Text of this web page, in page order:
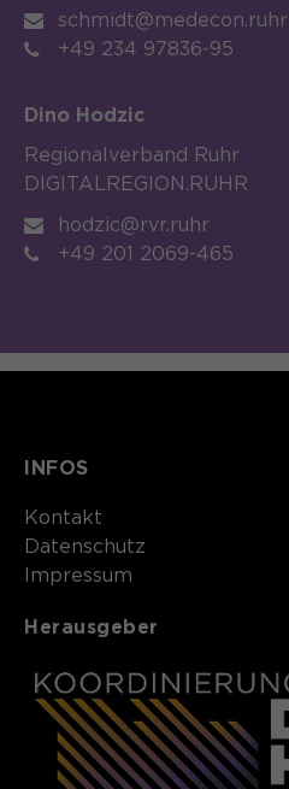
schmidt@medecon.ruhr
+49 234 97836-95
Dino Hodzic
Regionalverband Ruhr
DIGITALREGION.RUHR
hodzic@rvr.ruhr
+49 201 2069-465
INFOS
Kontakt​​​​​
Datenschutz
Impressum
Herausgeber